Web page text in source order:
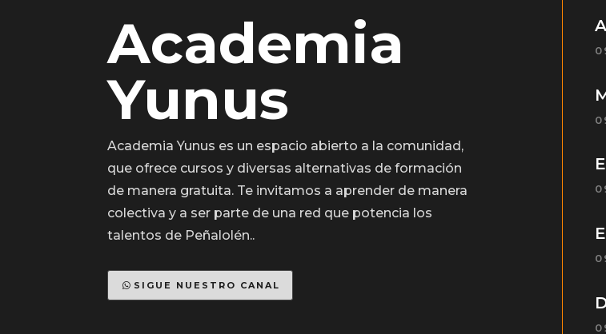
Academia
Yunus
Academia Yunus es un espacio abierto a la comunidad,
que ofrece cursos y diversas alternativas de formación
de manera gratuita. Te invitamos a aprender de manera
colectiva y a ser parte de una red que potencia los
talentos de Peñalolén..
SIGUE NUESTRO CANAL